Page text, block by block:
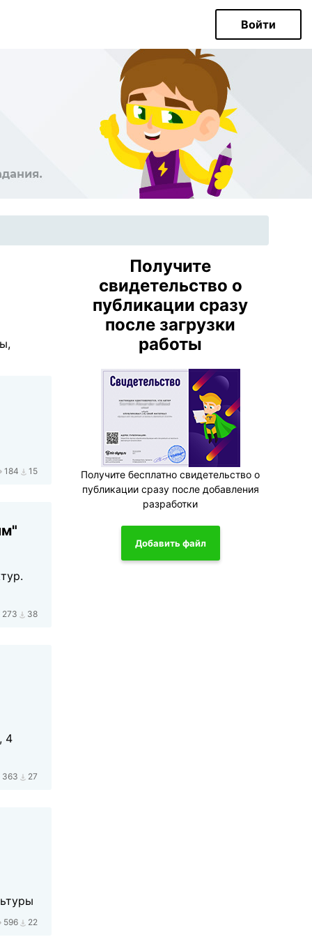
Войти
184 15
273 38
4
363 27
596 22
Получите
свидетельство о
публикации сразу
после загрузки
работы
Получите бесплатно свидетельство о
публикации сразу после добавления
разработки
Добавить файл